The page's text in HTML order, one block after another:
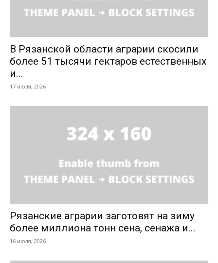
В Рязанской области аграрии скосили
более 51 тысячи гектаров естественных
и...
17 июля, 2026
Рязанские аграрии заготовят на зиму
более миллиона тонн сена, сенажа и...
16 июля, 2026